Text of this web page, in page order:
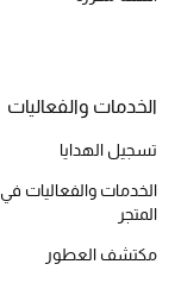
دليل ملتزمات الحقائب
حقائب رجالية
الخدمات والفعاليات
تسجيل الهدايا
الخدمات والفعاليات في
المتجر
مكتشف العطور